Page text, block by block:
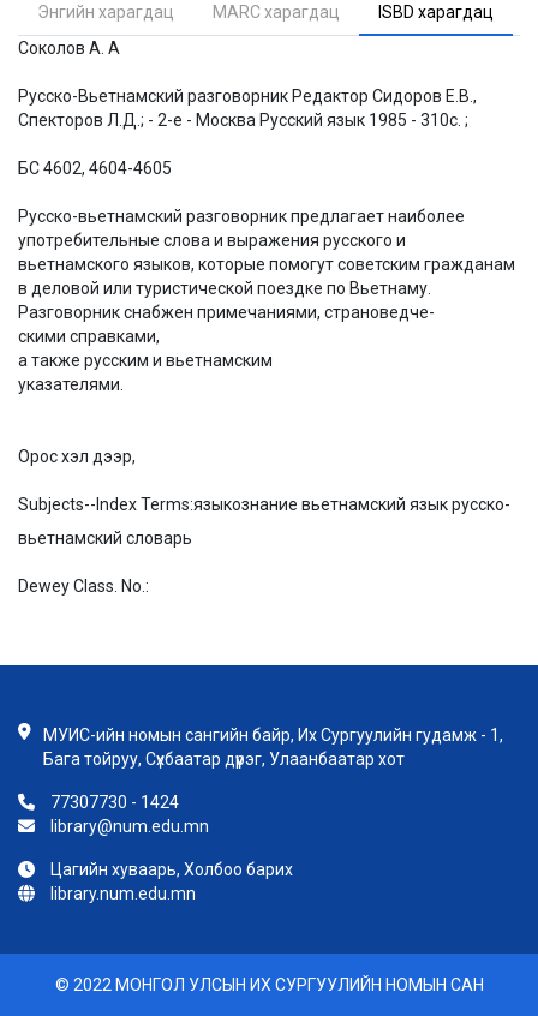
Энгийн харагдац MARC харагдац
ISBD харагдац
Соколов А. А
Русско-Вьетнамский разговорник Редактор Сидоров Е.В.,
Спекторов Л.Д.; - 2-е - Москва Русский язык 1985 - 310с. ;
БС 4602, 4604-4605
Русско-вьетнамский разговорник предлагает наиболее
употребительные слова и выражения русского и
вьетнамского языков, которые помогут советским гражданам
в деловой или туристической поездке по Вьетнаму.
Разговорник снабжен примечаниями, страноведче-
скими справками,
а также русским и вьетнамским
указателями.
Орос хэл дээр,
Subjects--Index Terms:языкознание вьетнамский язык русско-
вьетнамский словарь
Dewey Class. No.:
МУИС-ийн номын сангийн байр, Их Сургуулийн гудамж - 1,
Бага тойруу, Сүхбаатар дүүрэг, Улаанбаатар хот
77307730 - 1424
library@num.edu.mn
Цагийн хуваарь, Холбоо барих
library.num.edu.mn
© 2022 МОНГОЛ УЛСЫН ИХ СУРГУУЛИЙН НОМЫН САН